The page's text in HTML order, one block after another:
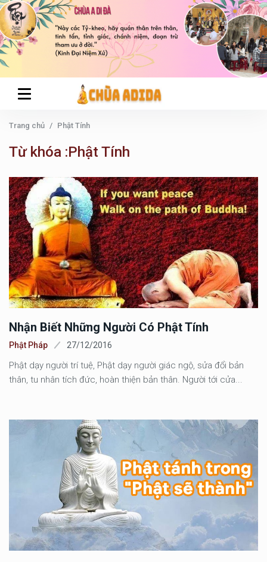
Trang chủ Phật Tính
Từ khóa :Phật Tính
Nhận Biết Những Người Có Phật Tính
Phật Pháp 27/12/2016
Phật dạy người trí tuệ, Phật dạy người giác ngộ, sửa đổi bản
thân, tu nhân tích đức, hoàn thiện bản thân. Người tới cửa...